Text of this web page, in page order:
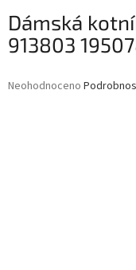
Dámská
913803
Průměrné
Neohodnoceno